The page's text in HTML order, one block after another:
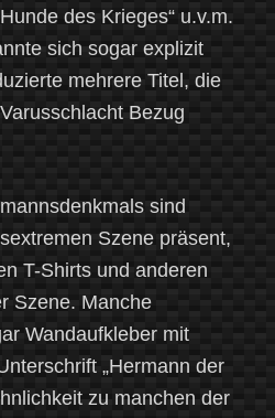
des Krieges“ u.v.m.
sich sogar explizit
mehrere Titel, die
Bezug
sind
Szene präsent,
T-Shirts und anderen
Szene. Manche
Wandaufkleber mit
„Hermann der
zu manchen der